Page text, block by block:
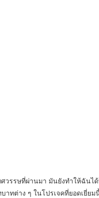
รษที่ผ่านมา มันยังทำให้ฉันได้
าง ๆ ในโปรเจคที่ยอดเยี่ยม